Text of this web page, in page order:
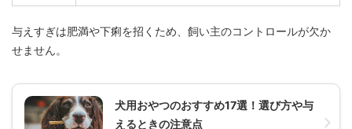
与えすぎは肥満や下痢を招くため、飼い主のコントロールが欠か
せません。
犬用おやつのおすすめ17選！選び方や与
えるときの注意点